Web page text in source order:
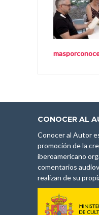
CONOCER AL
Conocer al Autor
promoción de la
iberoamericano
comentarios
realizan de su